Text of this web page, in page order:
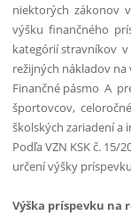
niektorých zákonov
výšku finančného
kategórií stravníkov
režijných nákladov
Finančné pásmo A
športovcov,
školských zariadení a
Podľa VZN KSK č. 15/
určení výšky
Výška príspevku na